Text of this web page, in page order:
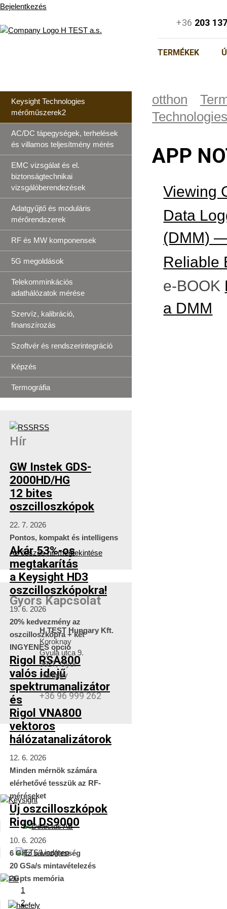
+36 203
TERMÉKEK
Bejelentkezés
otthon
APP
Viewing
Data
(DMM) —
Reliable
e-BOOK
a DMM
Keysight Technologies
mérőműszerek2
AC/DC tápegységek, terhelések
és villamos teljesítmény mérés
EMC vizsgálat és el.
biztonságtechnikai
vizsgálóberendezések
Adatgyűjtő és moduláris
mérőrendszerek
RF és MW komponensek
5G megoldások
Telekomminkációs
adathálózatok mérése
Szervíz, kalibráció,
finanszírozás
Szoftvér és rendszerintegráció
Képzés
Termográfia
RSS
Hír
GW Instek GDS-
2000HD/HG
12 bites
oszcilloszkópok
22. 7. 2026
Pontos, kompakt és intelligens
Akár 53%-os
megtakarítás
a Keysight HD3
oszcilloszkópokra!
19. 6. 2026
20% kedvezmény az
oszcilloszkópra + két
INGYENES opció
Rigol RSA800
valós idejű
spektrumanalizátor
és
Rigol VNA800
vektoros
hálózatanalizátorok
12. 6. 2026
Minden mérnök számára
elérhetővé tesszük az RF-
méréseket
Új oszcilloszkópok
Rigol DS9000
10. 6. 2026
6 GHz sávszélesség
20 GSa/s mintavételezés
2Gpts memória
1
2
Az összes hír megtekintése
Gyors Kapcsolat
H TEST Hungary Kft.
Koroknay
Gyula utca 9.
9027, Győr
Hungary
+36 96 999 262